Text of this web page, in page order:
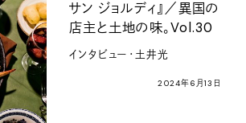
サン ジョルディ』／異国の
店主と土地の味。Vol.30
インタビュー・土井光
2024年6月13日